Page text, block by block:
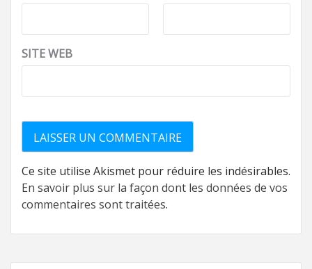
SITE WEB
Ce site utilise Akismet pour réduire les indésirables.
En savoir plus sur la façon dont les données de vos
commentaires sont traitées.